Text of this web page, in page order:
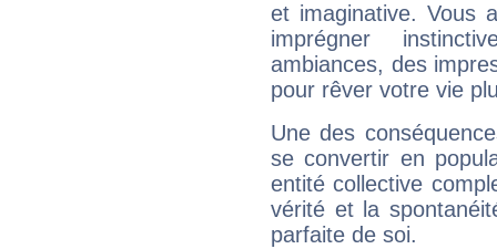
et imaginative. Vous
imprégner
ambiances, des
pour rêver votre vie
Une des
se convertir en
entité collective
vérité et la
parfaite de soi.